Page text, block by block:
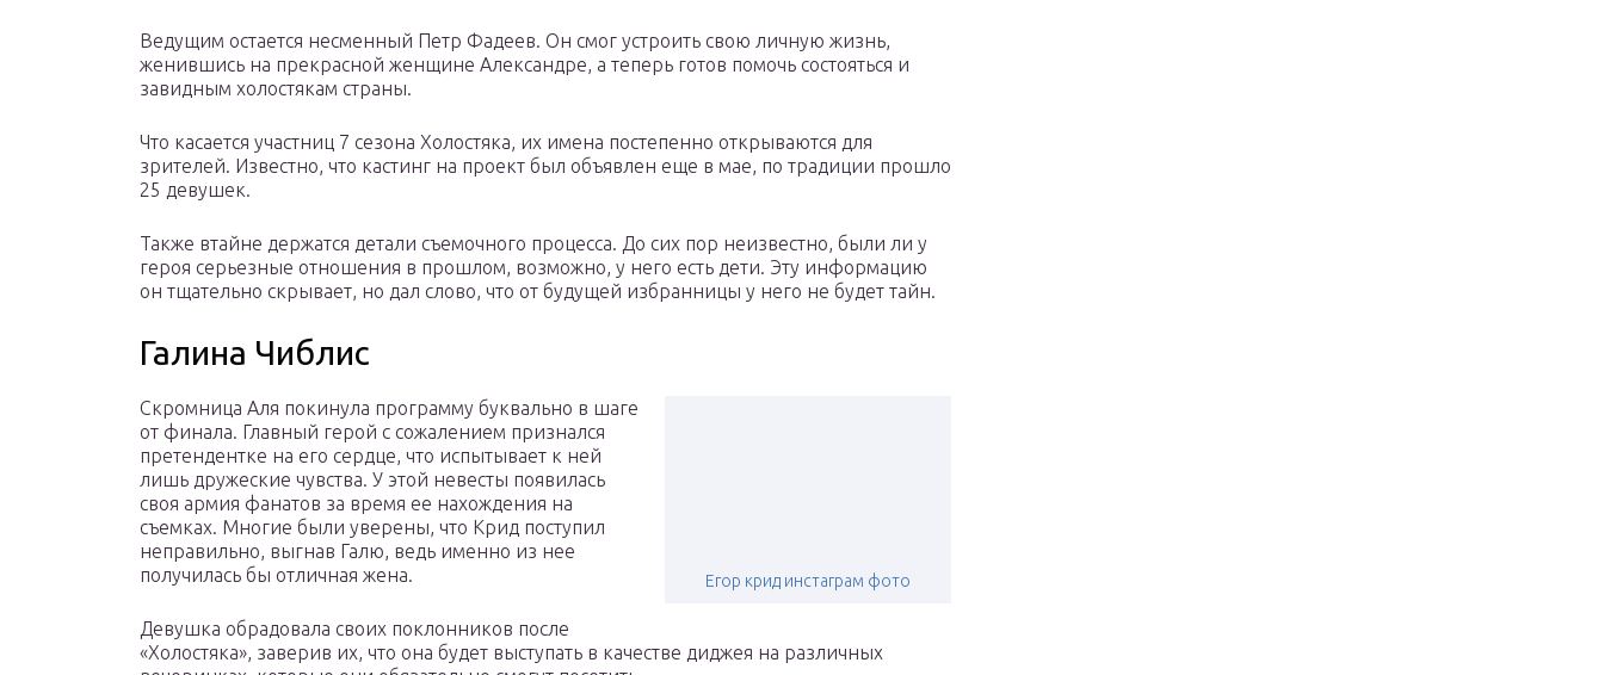
Ведущим остается несменный Петр Фадеев. Он смог устроить свою личную жизнь,
женившись на прекрасной женщине Александре, а теперь готов помочь состояться и
завидным холостякам страны.
Что касается участниц 7 сезона Холостяка, их имена постепенно открываются для
зрителей. Известно, что кастинг на проект был объявлен еще в мае, по традиции прошло
25 девушек.
Также втайне держатся детали съемочного процесса. До сих пор неизвестно, были ли у
героя серьезные отношения в прошлом, возможно, у него есть дети. Эту информацию
он тщательно скрывает, но дал слово, что от будущей избранницы у него не будет тайн.
Галина Чиблис
Егор крид инстаграм фото
Скромница Аля покинула программу буквально в шаге
от финала. Главный герой с сожалением признался
претендентке на его сердце, что испытывает к ней
лишь дружеские чувства. У этой невесты появилась
своя армия фанатов за время ее нахождения на
съемках. Многие были уверены, что Крид поступил
неправильно, выгнав Галю, ведь именно из нее
получилась бы отличная жена.
Девушка обрадовала своих поклонников после
«Холостяка», заверив их, что она будет выступать в качестве диджея на различных